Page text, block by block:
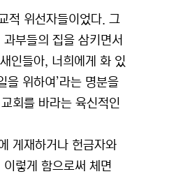
적 위선자들이었다. 그
부들의 집을 삼키면서
인들아, 너희에게 화 있
위하여’라는 명분을
회를 바라는 육신적인
게재하거나 헌금자와
렇게 함으로써 체면